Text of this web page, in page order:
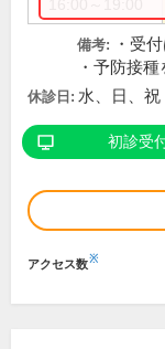
備考:
・受
・予防接
休診日: 水、日、祝
初診受
アクセス数※